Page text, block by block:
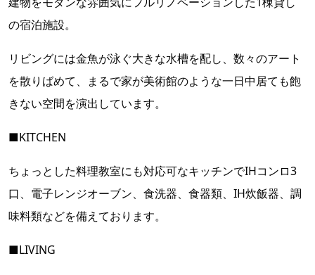
の宿泊施設。
リビングには金魚が泳ぐ大きな水槽を配し、数々のアート
を散りばめて、まるで家が美術館のような一日中居ても飽
きない空間を演出しています。
■KITCHEN
ちょっとした料理教室にも対応可なキッチンでIHコンロ3
口、電子レンジオーブン、食洗器、食器類、IH炊飯器、調
味料類などを備えております。
■LIVING